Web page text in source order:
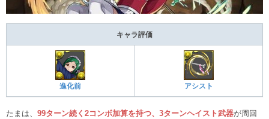
キャラ評価
進化前 アシスト
たまは、 99ターン続く2コンボ加算を持つ、3ターンヘイスト武器が周回